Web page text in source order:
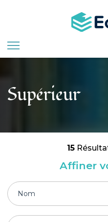
principal
Supérieur
15
Affiner